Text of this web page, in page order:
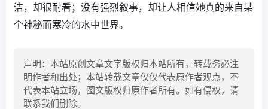
洁，却很耐看；没有强烈叙事，却让人相信她真的来自某
个神秘而寒冷的水中世界。
声明：本站原创文章文字版权归本站所有，转载务必注
明作者和出处；本站转载文章仅仅代表原作者观点，不
代表本站立场，图文版权归原作者所有。如有侵权，请
联系我们删除。